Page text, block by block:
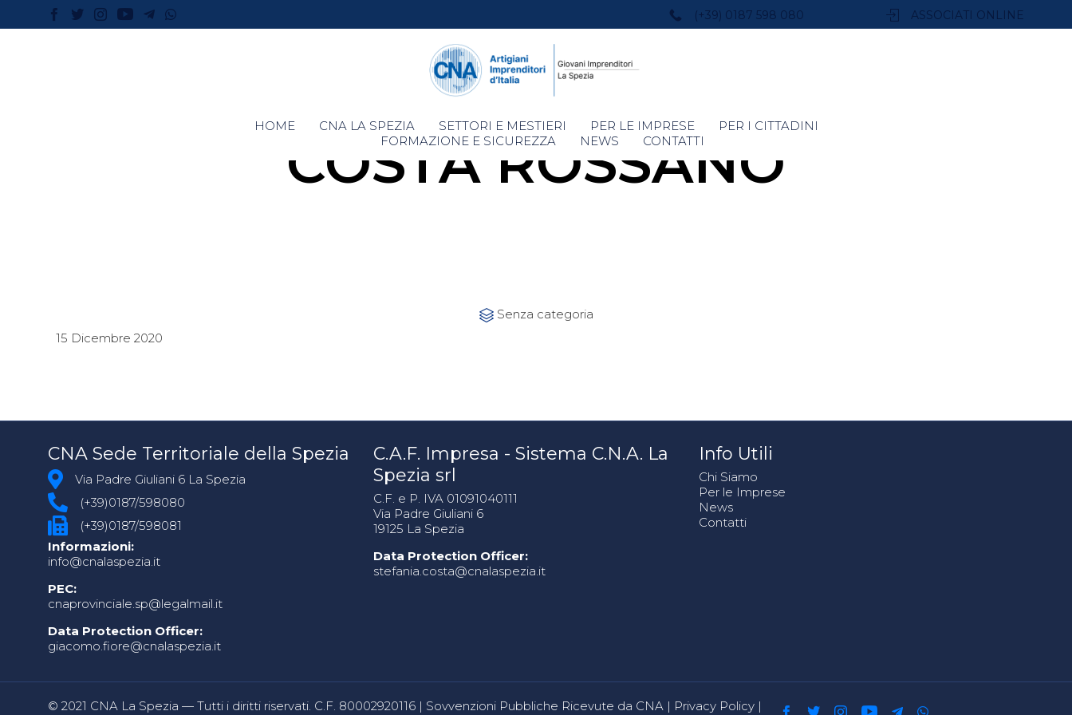
(+39) 0187 598 080 ASSOCIATI ONLINE
Skip
to
HOME CNA LA SPEZIA SETTORI E MESTIERI PER LE IMPRESE
PER I CITTADINI
FORMAZIONE E SICUREZZA
NEWS CONTATTI
COSTA ROSSANO
 Category
Senza categoria
15 Dicembre 2020
CNA Sede Territoriale della Spezia
Via Padre Giuliani 6 La Spezia
(+39)0187/598080
(+39)0187/598081
Informazioni:
info@cnalaspezia.it
PEC:
cnaprovinciale.sp@legalmail.it
Data Protection Officer:
giacomo.fiore@cnalaspezia.it
C.A.F. Impresa - Sistema C.N.A. La
Spezia srl
C.F. e P. IVA 01091040111
Via Padre Giuliani 6
19125 La Spezia
Data Protection Officer:
stefania.costa@cnalaspezia.it
Info Utili
Chi Siamo
Per le Imprese
News
Contatti
© 2021 CNA La Spezia — Tutti i diritti riservati. C.F. 80002920116 | Sovvenzioni Pubbliche Ricevute da CNA | Privacy Policy |